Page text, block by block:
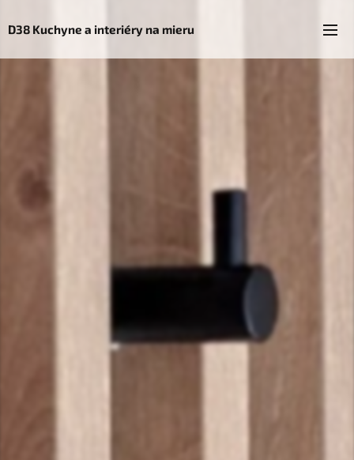
D38 Kuchyne a interiéry na mieru